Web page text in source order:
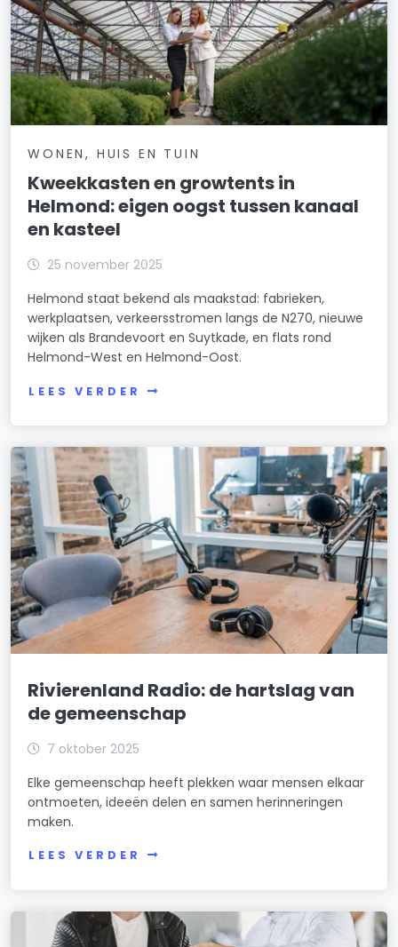
WONEN, HUIS EN TUIN
Kweekkasten en growtents in
Helmond: eigen oogst tussen kanaal
en kasteel
25 november 2025
Helmond staat bekend als maakstad: fabrieken,
werkplaatsen, verkeersstromen langs de N270, nieuwe
wijken als Brandevoort en Suytkade, en flats rond
Helmond-West en Helmond-Oost.
LEES VERDER
Rivierenland Radio: de hartslag van
de gemeenschap
7 oktober 2025
Elke gemeenschap heeft plekken waar mensen elkaar
ontmoeten, ideeën delen en samen herinneringen
maken.
LEES VERDER